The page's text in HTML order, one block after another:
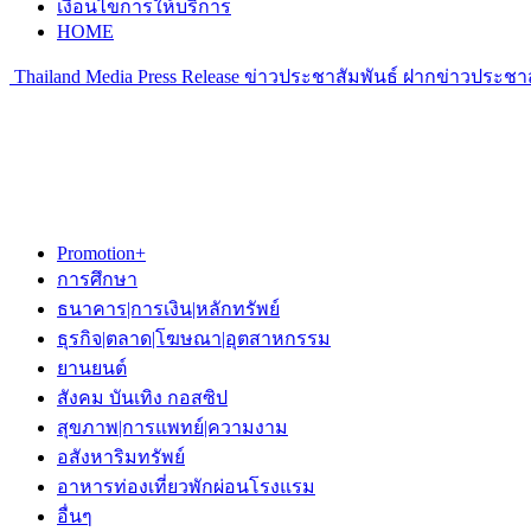
เงื่อนไขการให้บริการ
HOME
Thailand Media Press Release ข่าวประชาสัมพันธ์ ฝากข่าวประ
Promotion+
การศึกษา
ธนาคาร|การเงิน|หลักทรัพย์
ธุรกิจ|ตลาด|โฆษณา|อุตสาหกรรม
ยานยนต์
สังคม บันเทิง กอสซิป
สุขภาพ|การแพทย์|ความงาม
อสังหาริมทรัพย์
อาหารท่องเที่ยวพักผ่อนโรงแรม
อื่นๆ